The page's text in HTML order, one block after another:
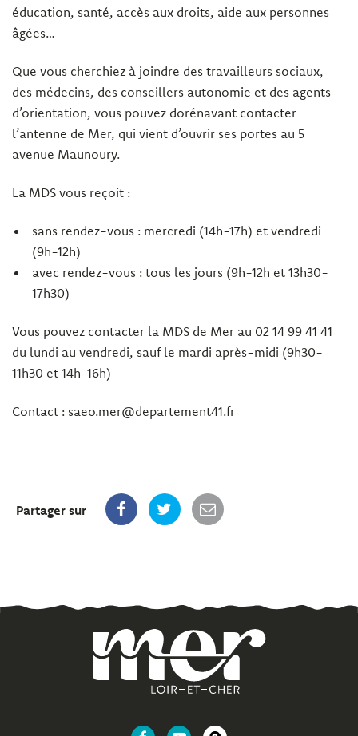
éducation, santé, accès aux droits, aide aux personnes
âgées…
Que vous cherchiez à joindre des travailleurs sociaux,
des médecins, des conseillers autonomie et des agents
d’orientation, vous pouvez dorénavant contacter
l’antenne de Mer, qui vient d’ouvrir ses portes au 5
avenue Maunoury.
La MDS vous reçoit :
sans rendez-vous : mercredi (14h-17h) et vendredi
(9h-12h)
avec rendez-vous : tous les jours (9h-12h et 13h30-
17h30)
Vous pouvez contacter la MDS de Mer au 02 14 99 41 41
du lundi au vendredi, sauf le mardi après-midi (9h30-
11h30 et 14h-16h)
Contact : saeo.mer@departement41.fr
Partager sur